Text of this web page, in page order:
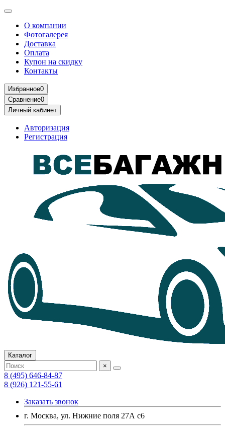
О компании
Фотогалерея
Доставка
Оплата
Купон на скидку
Контакты
Избранное0
Сравнение0
Личный кабинет
Авторизация
Регистрация
Каталог
×
8 (495) 646-84-87
8 (926) 121-55-61
Заказать звонок
г. Москва, ул. Нижние поля 27А с6